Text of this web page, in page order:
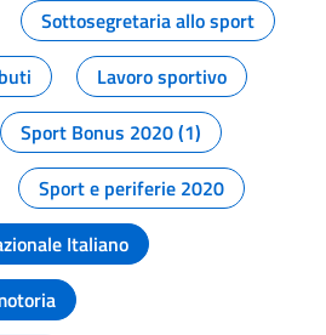
Sottosegretaria allo sport
Lavoro sportivo
Sport Bonus 2020 (1)
Sport e periferie 2020
Italiano